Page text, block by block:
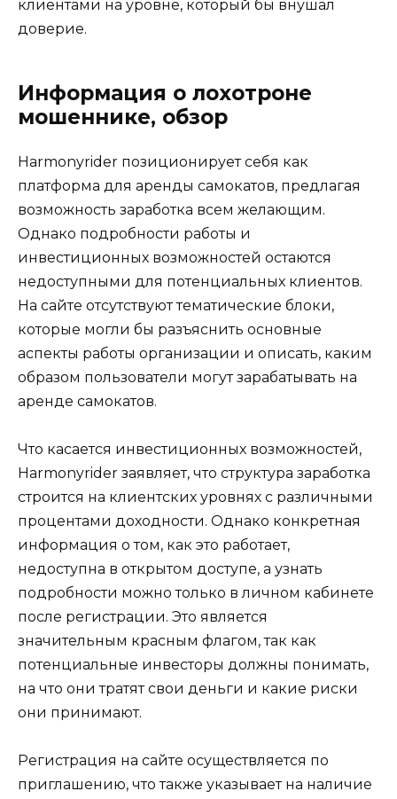
клиентами на уровне, который бы внушал
доверие.
Информация о лохотроне
мошеннике, обзор
Harmonyrider позиционирует себя как
платформа для аренды самокатов, предлагая
возможность заработка всем желающим.
Однако подробности работы и
инвестиционных возможностей остаются
недоступными для потенциальных клиентов.
На сайте отсутствуют тематические блоки,
которые могли бы разъяснить основные
аспекты работы организации и описать, каким
образом пользователи могут зарабатывать на
аренде самокатов.
Что касается инвестиционных возможностей,
Harmonyrider заявляет, что структура заработка
строится на клиентских уровнях с различными
процентами доходности. Однако конкретная
информация о том, как это работает,
недоступна в открытом доступе, а узнать
подробности можно только в личном кабинете
после регистрации. Это является
значительным красным флагом, так как
потенциальные инвесторы должны понимать,
на что они тратят свои деньги и какие риски
они принимают.
Регистрация на сайте осуществляется по
приглашению, что также указывает на наличие